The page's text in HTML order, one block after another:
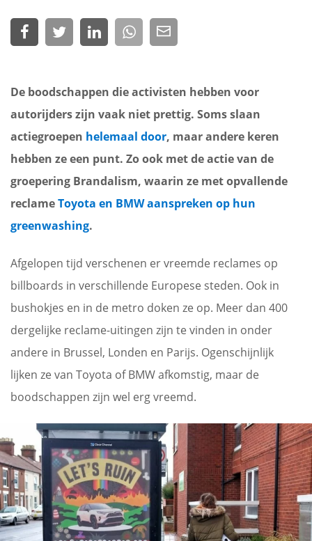
De boodschappen die activisten hebben voor
autorijders zijn vaak niet prettig. Soms slaan
actiegroepen helemaal door, maar andere keren
hebben ze een punt. Zo ook met de actie van de
groepering Brandalism, waarin ze met opvallende
reclameToyota en BMW aanspreken op hun
greenwashing.
Afgelopen tijd verschenen er vreemde reclames op
billboards in verschillende Europese steden. Ook in
bushokjes en in de metro doken ze op. Meer dan 400
dergelijke reclame-uitingen zijn te vinden in onder
andere in Brussel, Londen en Parijs. Ogenschijnlijk
lijken ze van Toyota of BMW afkomstig, maar de
boodschappen zijn wel erg vreemd.